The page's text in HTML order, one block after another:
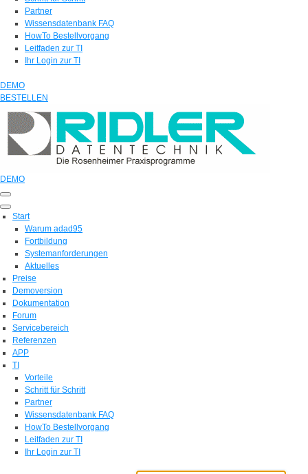
Partner
Wissensdatenbank FAQ
HowTo Bestellvorgang
Leitfaden zur TI
Ihr Login zur TI
DEMO
BESTELLEN
DEMO
Start
Warum adad95
Fortbildung
Systemanforderungen
Aktuelles
Preise
Demoversion
Dokumentation
Forum
Servicebereich
Referenzen
APP
TI
Vorteile
Schritt für Schritt
Partner
Wissensdatenbank FAQ
HowTo Bestellvorgang
Leitfaden zur TI
Ihr Login zur TI